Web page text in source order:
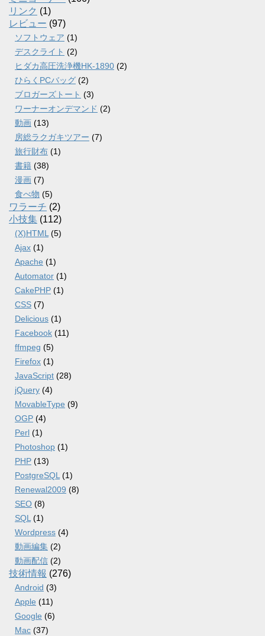
リンク (1)
レビュー (97)
ソフトウェア (1)
デスクライト (2)
ヒダカ高圧洗浄機HK-1890 (2)
ひらくPCバッグ (2)
ブロガーズトート (3)
ワーナーオンデマンド (2)
動画 (13)
房総ラクガキツアー (7)
旅行財布 (1)
書籍 (38)
漫画 (7)
食べ物 (5)
ワラーチ (2)
小技集 (112)
(X)HTML(5)
Ajax (1)
Apache (1)
Automator (1)
CakePHP (1)
CSS (7)
Delicious (1)
Facebook (11)
ffmpeg (5)
Firefox (1)
JavaScript (28)
jQuery (4)
MovableType (9)
OGP (4)
Perl (1)
Photoshop (1)
PHP (13)
PostgreSQL(1)
Renewal2009 (8)
SEO (8)
SQL(1)
Wordpress (4)
動画編集 (2)
動画配信 (2)
技術情報 (276)
Android (3)
Apple (11)
Google (6)
Mac (37)